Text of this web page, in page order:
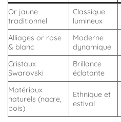
Or jaune
traditionnel
Classique
lumineux
Alliages or rose
& blanc
Moderne
dynamique
Cristaux
Swarovski
Brillance
éclatante
Matériaux
naturels (nacre,
bois)
Ethnique et
estival